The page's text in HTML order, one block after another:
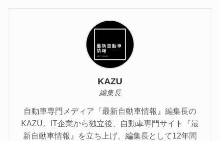
KAZU
編集長
自動車専門メディア『最新自動車情報』編集長の
KAZU。IT企業から独立後、自動車専門サイト『最
新自動車情報』を立ち上げ、編集長として12年間